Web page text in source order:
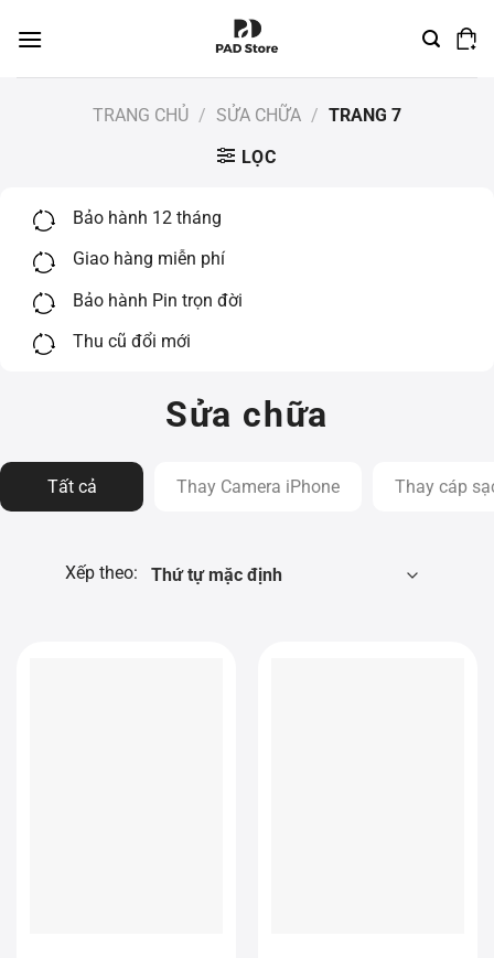
đến
TRANG CHỦ / SỬA CHỮA / TRANG 7
LỌC
Bảo hành 12 tháng
Giao hàng miễn phí
Bảo hành Pin trọn đời
Thu cũ đổi mới
Sửa chữa
Tất cả Thay Camera iPhone Thay cáp
Xếp theo: